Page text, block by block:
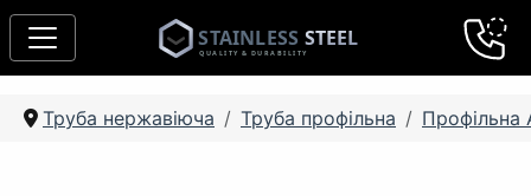
Труба нержавіюча Труба профільна Профільна